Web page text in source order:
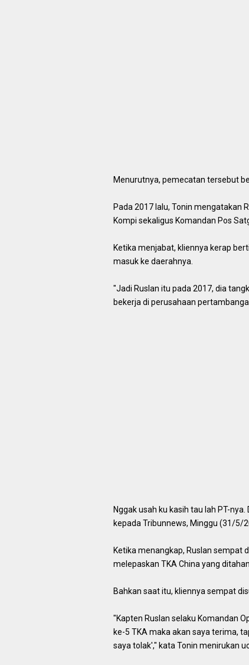
Menurutnya, pemecatan tersebut
Pada 2017 lalu, Tonin mengatakan
Kompi sekaligus Komandan Pos
Ketika menjabat, kliennya kerap
masuk ke daerahnya.
"Jadi Ruslan itu pada 2017, dia
bekerja di perusahaan
Nggak usah ku kasih tau lah PT-
kepada Tribunnews, Minggu (31/5/
Ketika menangkap, Ruslan sempat
melepaskan TKA China yang
Bahkan saat itu, kliennya sempat
"Kapten Ruslan selaku Komandan
ke-5 TKA maka akan saya terima,
saya tolak'," kata Tonin menirukan